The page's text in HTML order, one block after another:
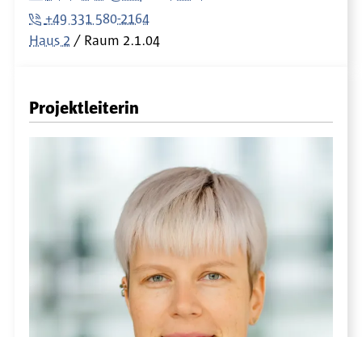
+49 331 580-2164
Haus 2
Raum 2.1.04
Projektleiterin